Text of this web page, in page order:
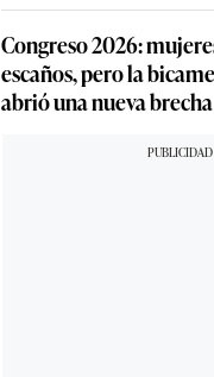
Congreso 2026:
escaños, pero la
abrió una nueva brecha